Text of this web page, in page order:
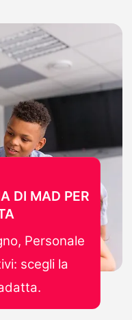
DI MAD PER
Personale
scegli la